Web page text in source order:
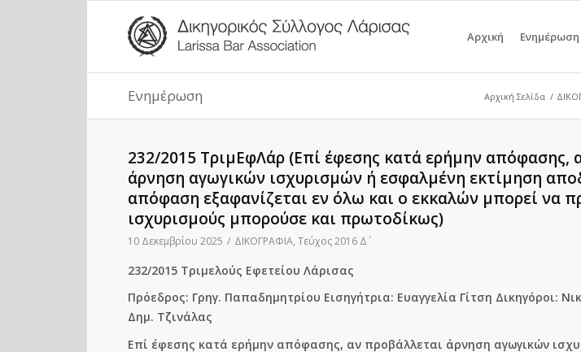
Αρχική Ενημέρωση
Ενημέρωση Αρχική Σελίδα /
232/2015 ΤριμΕφΛάρ (Επί έφεσης κατά ερήμην απόφασης,
άρνηση αγωγικών ισχυρισμών ή εσφαλμένη εκτίμηση
απόφαση εξαφανίζεται εν όλω και ο εκκαλών μπορεί να
ισχυρισμούς μπορούσε και πρωτοδίκως)
10 Δεκεμβρίου 2025 / ΔΙΚΟΓΡΑΦΙΑ, Τεύχος 2016 Δ΄
232/2015 Τριμελούς Εφετείου Λάρισας
Πρόεδρος: Γρηγ. Παπαδημητρίου Εισηγήτρια: Ευαγγελία Γίτση Δικηγόροι:
Δημ. Τζινάλας
Επί έφεσης κατά ερήμην απόφασης, αν προβάλλεται άρνηση αγωγικών